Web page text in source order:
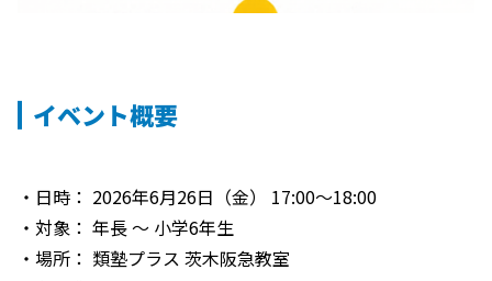
イベント概要
・日時： 2026年6月26日（金） 17:00～18:00
・対象： 年長 ～ 小学6年生
・場所： 類塾プラス 茨木阪急教室